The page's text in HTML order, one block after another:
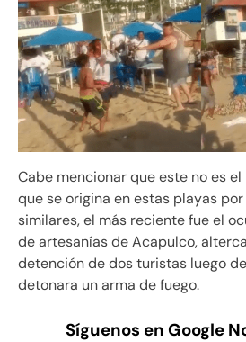
Cabe mencionar que este no es
que se origina en estas playas
similares, el más reciente fue el
de artesanías de Acapulco,
detención de dos turistas luego
detonara un arma de fuego.
Síguenos en Google